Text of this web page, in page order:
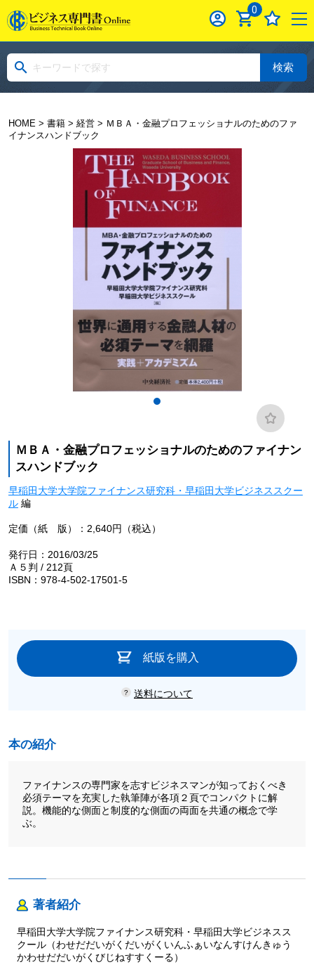
0
検索
HOME> 書籍> 経営> ＭＢＡ・金融プロフェッショナルのためのファ
イナンスハンドブック
ＭＢＡ・金融プロフェッショナルのためのファイナン
スハンドブック
早稲田大学大学院ファイナンス研究科・早稲田大学ビジネススクー
ル編
定価（紙 版）：2,640円（税込）
発行日：2016/03/25
Ａ５判 / 212頁
ISBN：978-4-502-17501-5
紙版を購入
送料について
本の紹介
ファイナンスの専門家を志すビジネスマンが知っておくべき
必須テーマを充実した執筆陣が各項２頁でコンパクトに解
説。機能的な側面と制度的な側面の両面を共通の概念で学
ぶ。
著者紹介
早稲田大学大学院ファイナンス研究科・早稲田大学ビジネスス
クール（わせだだいがくだいがくいんふぁいなんすけんきゅう
かわせだだいがくびじねすすくーる）